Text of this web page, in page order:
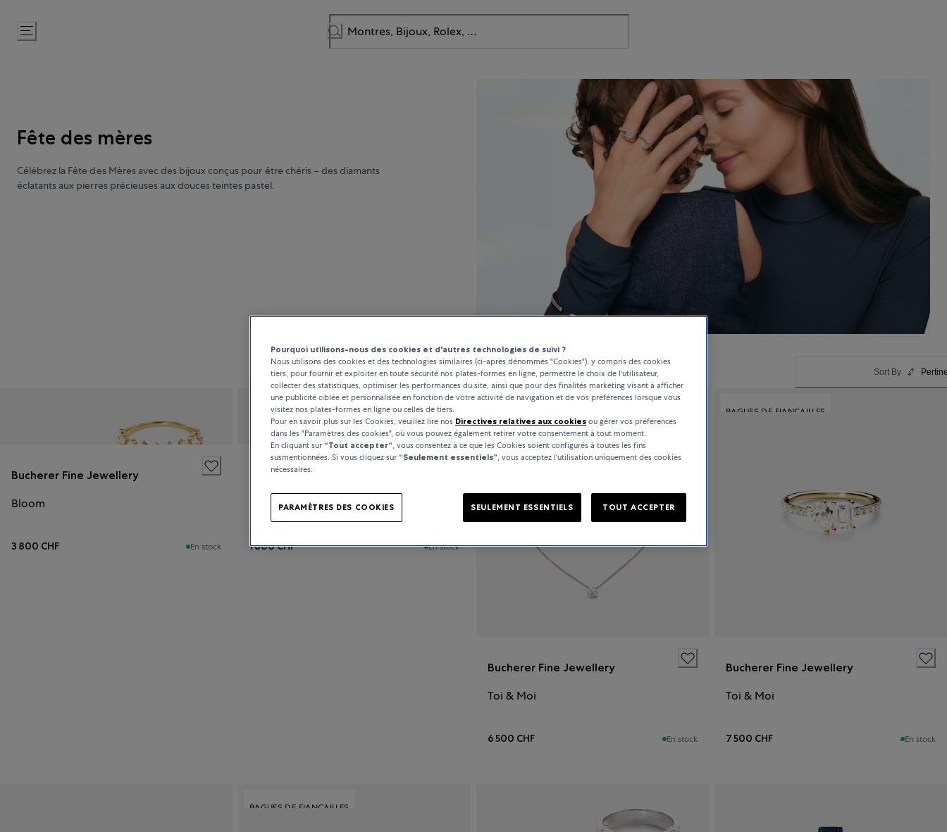
Passer
au
Fête des mères
Célébrez la Fête des Mères avec des bijoux conçus pour être chéris – des diamants
éclatants aux pierres précieuses aux douces teintes pastel.
Tous les filtres 92 Products Sort By
Bucherer Fine Jewellery
Bloom
3 800 CHF En stock
Bucherer Fine Jewellery
Bloom
1 600 CHF En stock
Bucherer Fine Jewellery
Toi & Moi
6 500 CHF En stock
BAGUES DE FIANCAILLES
Bucherer Fine Jewellery
Toi & Moi
7 500 CHF En stock
BAGUES DE FIANCAILLES
Pourquoi utilisons-nous des cookies et d'autres technologies de suivi ?
Nous utilisons des cookies et des technologies similaires (ci-après dénommés "Cookies"), y compris des cookies
tiers, pour fournir et exploiter en toute sécurité nos plates-formes en ligne, permettre le choix de l'utilisateur,
collecter des statistiques, optimiser les performances du site, ainsi que pour des finalités marketing visant à afficher
une publicité ciblée et personnalisée en fonction de votre activité de navigation et de vos préférences lorsque vous
visitez nos plates-formes en ligne ou celles de tiers.
Pour en savoir plus sur les Cookies, veuillez lire nos Directives relatives aux cookies ou gérer vos préférences
dans les "Paramètres des cookies", où vous pouvez également retirer votre consentement à tout moment.
En cliquant sur “Tout accepter“, vous consentez à ce que les Cookies soient configurés à toutes les fins
susmentionnées. Si vous cliquez sur “Seulement essentiels”, vous acceptez l'utilisation uniquement des cookies
nécessaires.
PARAMÈTRES DES COOKIES SEULEMENT ESSENTIELS TOUT ACCEPTER